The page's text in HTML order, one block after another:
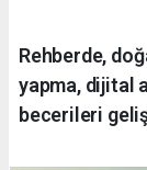
Rehberde,
yapma, dijital
becerileri